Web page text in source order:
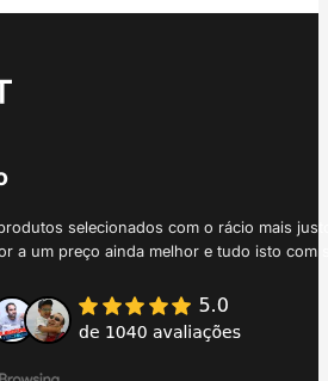
selecionados com o rácio mais
a um preço ainda melhor e tudo isto